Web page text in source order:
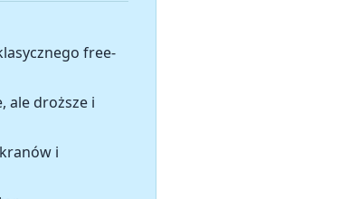
free-
ale droższe i
i